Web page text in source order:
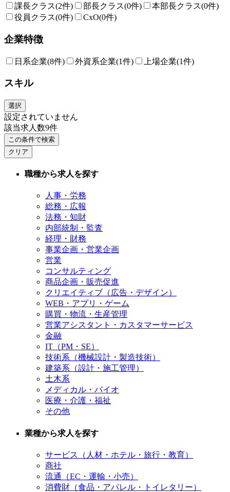
課長クラス(2件) 部長クラス(0件) 本部長クラス(0件)
役員クラス(0件) CxO(0件)
企業特徴
日系企業(8件) 外資系企業(1件) 上場企業(1件)
スキル
選択
設定されていません
該当求人数9件
この条件で検索
クリア
職種から求人を探す
人事・労務
総務・広報
法務・知財
内部統制・監査
経理・財務
事業企画・営業企画
営業
コンサルティング
商品企画・販売促進
クリエイティブ（広告・デザイン）
WEB・アプリ・ゲーム
購買・物流・生産管理
営業アシスタント・カスタマーサービス
金融
IT（PM・SE）
技術系（機械設計・製造技術）
建築系（設計・施工管理）
土木系
メディカル・バイオ
医療・介護・福祉
その他
業種から求人を探す
サービス（人材・ホテル・旅行・教育）
商社
流通（EC・運輸・小売）
消費財（食品・アパレル・トイレタリー）